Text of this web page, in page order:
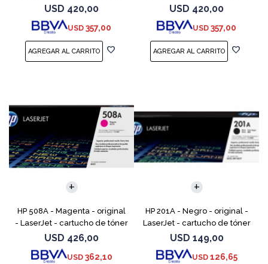
(CF361A) - para Color
LaserJet Enterprise MFP M577;
LaserJet Enterprise
USD 420,00
USD 357,00
(CF362A) - para Color
LaserJet Enterprise MFP M577;
LaserJet Enterp
USD 420,00
USD 357,00
HP 508A - Magenta - original
- LaserJet - cartucho de tóner
(CF363A) - para Color
LaserJet Enterprise MFP M577;
LaserJet Enterpr
USD 426,00
USD 362,10
HP 201A - Negro - original -
LaserJet - cartucho de tóner
(CF400A) - para Color
LaserJet Pro M252dn,
M252dw, M252n, MFP M277c6,
USD 149,00
USD 126,65